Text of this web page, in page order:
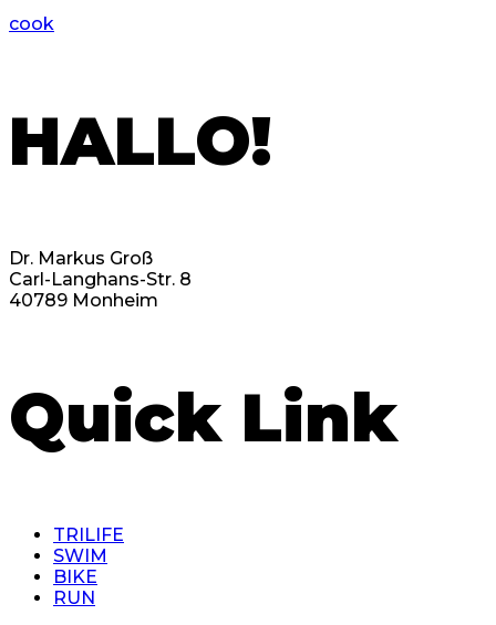
cook
HALLO!
Dr. Markus Groß
Carl-Langhans-Str. 8
40789 Monheim
Quick Link
TRILIFE
SWIM
BIKE
RUN